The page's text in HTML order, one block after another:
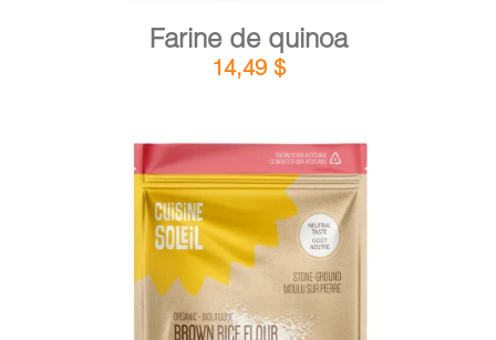
Farine de quinoa
14,49 $